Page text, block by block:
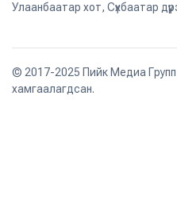
Улаанбаатар хот, Сүхбаатар
© 2017-2025 Пийк Медиа Групп
хамгаалагдсан.